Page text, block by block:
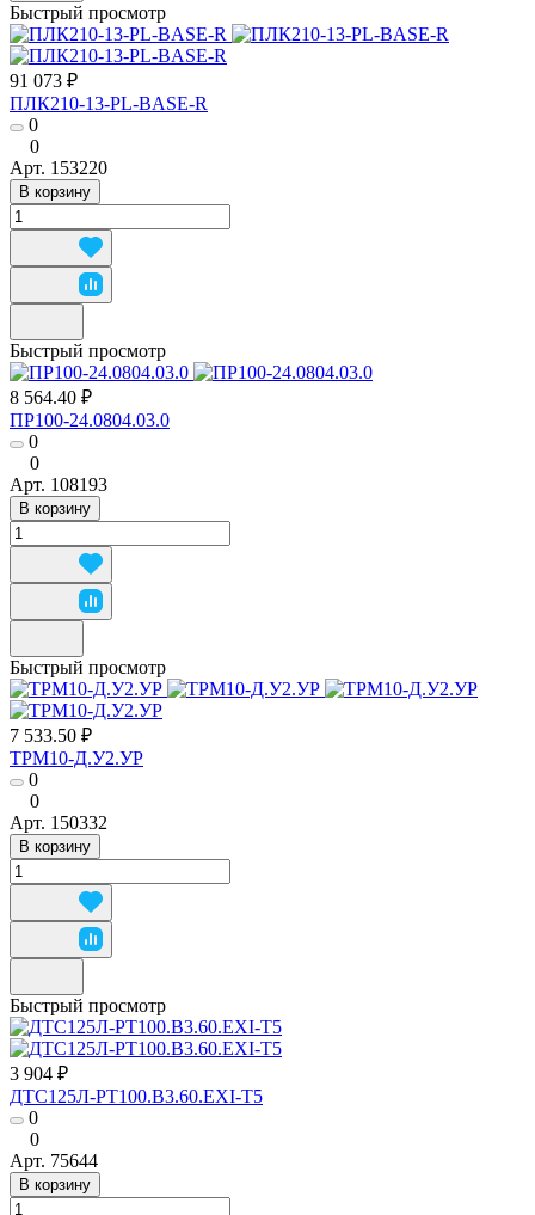
Быстрый просмотр
91 073 ₽
ПЛК210-13-PL-BASE-R
0
0
Арт. 153220
В корзину
Быстрый просмотр
8 564.40 ₽
ПР100-24.0804.03.0
0
0
Арт. 108193
В корзину
Быстрый просмотр
7 533.50 ₽
ТРМ10-Д.У2.УР
0
0
Арт. 150332
В корзину
Быстрый просмотр
3 904 ₽
ДТС125Л-РТ100.В3.60.ЕХI-Т5
0
0
Арт. 75644
В корзину